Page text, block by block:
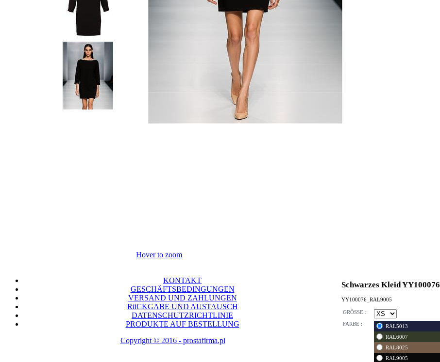
Hover to zoom
Schwarzes Kleid YY100076
YY100076_RAL9005
GRÖSSE :
FARBE :
RAL5013
RAL6007
RAL8025
RAL9005
KONTAKT
GESCHÄFTSBEDINGUNGEN
VERSAND UND ZAHLUNGEN
RüCKGABE UND AUSTAUSCH
DATENSCHUTZRICHTLINIE
PRODUKTE AUF BESTELLUNG
Copyright © 2016 - prostafirma.pl